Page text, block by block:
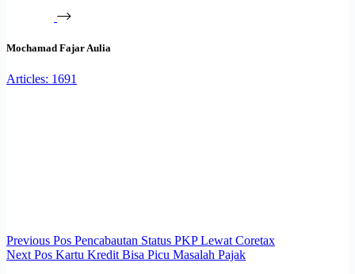
Mochamad Fajar Aulia
Articles: 1691
Previous Pos Pencabautan Status PKP Lewat Coretax
Next Pos Kartu Kredit Bisa Picu Masalah Pajak